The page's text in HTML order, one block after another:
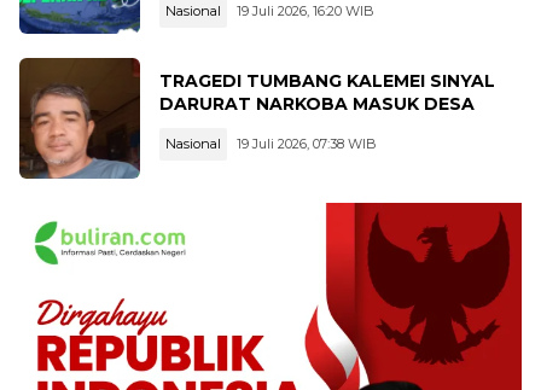
Nasional 19 Juli 2026, 16:20 WIB
TRAGEDI TUMBANG KALEMEI SINYAL
DARURAT NARKOBA MASUK DESA
Nasional 19 Juli 2026, 07:38 WIB